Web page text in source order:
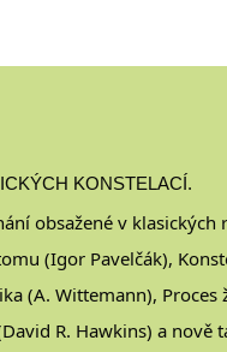
KONSTELACÍ.
obsažené v
(Igor Pavelčák),
(A. Wittemann), Proces
R. Hawkins) a nově